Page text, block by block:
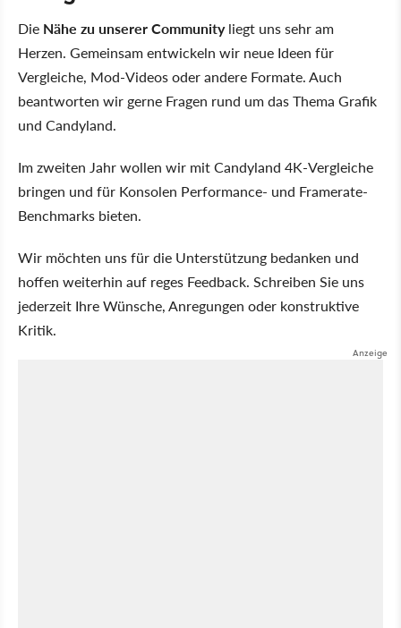
Die Nähe zu unserer Communityliegt uns sehr am
Herzen. Gemeinsam entwickeln wir neue Ideen für
Vergleiche, Mod-Videos oder andere Formate. Auch
beantworten wir gerne Fragen rund um das Thema Grafik
und Candyland.
Im zweiten Jahr wollen wir mit Candyland 4K-Vergleiche
bringen und für Konsolen Performance- und Framerate-
Benchmarks bieten.
Wir möchten uns für die Unterstützung bedanken und
hoffen weiterhin auf reges Feedback. Schreiben Sie uns
jederzeit Ihre Wünsche, Anregungen oder konstruktive
Kritik.